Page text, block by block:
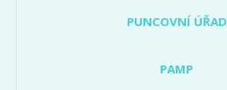
PUNCOVNÍ ÚŘAD
PAMP